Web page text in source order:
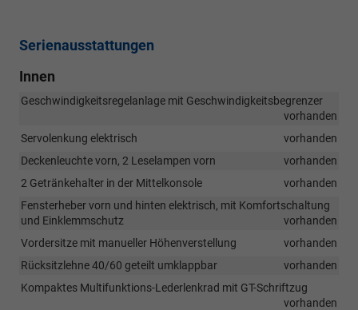
Serienausstattungen
Innen
Geschwindigkeitsregelanlage mit Geschwindigkeitsbegrenzer
vorhanden
Servolenkung elektrisch
vorhanden
Deckenleuchte vorn, 2 Leselampen vorn
vorhanden
2 Getränkehalter in der Mittelkonsole
vorhanden
Fensterheber vorn und hinten elektrisch, mit Komfortschaltung
und Einklemmschutz
vorhanden
Vordersitze mit manueller Höhenverstellung
vorhanden
Rücksitzlehne 40/60 geteilt umklappbar
vorhanden
Kompaktes Multifunktions-Lederlenkrad mit GT-Schriftzug
vorhanden